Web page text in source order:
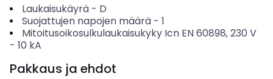
Laukaisukäyrä- D
Suojattujen napojen määrä- 1
Mitoitusoikosulkulaukaisukyky Icn EN 60898, 230 V
- 10 kA
Pakkaus ja ehdot